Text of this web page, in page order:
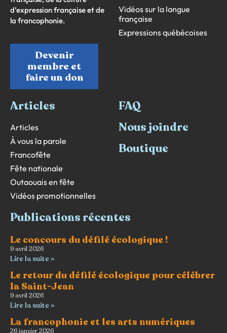
d’expression française et de
la francophonie.
Devenir
membre et
faire un don
Vidéos sur la langue
française
Expressions québécoises
Articles
Articles
À vous la parole
Francofête
Fête nationale
Outaouais en fête
Vidéos promotionnelles
FAQ
Nous joindre
Boutique
Publications récentes
Le concours du défilé écologique !
9 avril 2026
Lire la suite »
Le retour du défilé écologique pour célébrer
la Saint-Jean
9 avril 2026
Lire la suite »
La francophonie et les arts numériques
26 janvier 2026